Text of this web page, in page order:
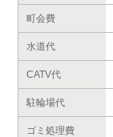
町会費
水道代
CATV代
駐輪場代
ゴミ処理費